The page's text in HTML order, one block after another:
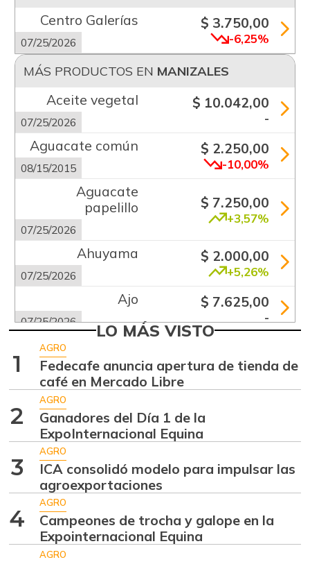
Centro Galerías
07/25/2026
$ 3.750,00
-6,25%
MÁS PRODUCTOS EN MANIZALES
Aceite vegetal
07/25/2026
$ 10.042,00
-
Aguacate común
08/15/2015
$ 2.250,00
-10,00%
Aguacate
papelillo
07/25/2026
$ 7.250,00
+3,57%
Ahuyama
07/25/2026
$ 2.000,00
+5,26%
Ajo
07/25/2026
$ 7.625,00
-
07/25/2026 -
Arracacha blanca
07/25/2026
$ 4.677,00
Arroz de primera
07/25/2026
$ 4.560,00
Arroz de segunda
07/06/2013
Arveja verde
07/25/2026
$ 6.600,00
-5,71%
LO MÁS VISTO
1
AGRO
Fedecafe anuncia apertura de tienda de
café en Mercado Libre
2
AGRO
Ganadores del Día 1 de la
ExpoInternacional Equina
3
AGRO
ICA consolidó modelo para impulsar las
agroexportaciones
4
AGRO
Campeones de trocha y galope en la
Expointernacional Equina
AGRO